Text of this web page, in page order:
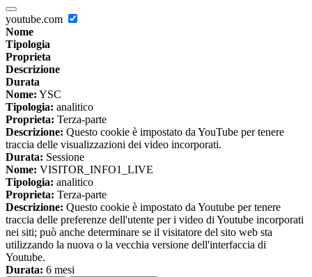
youtube.com
Nome
Tipologia
Proprieta
Descrizione
Durata
Nome: YSC
Tipologia: analitico
Proprieta: Terza-parte
Descrizione: Questo cookie è impostato da YouTube per tenere
traccia delle visualizzazioni dei video incorporati.
Durata: Sessione
Nome: VISITOR_INFO1_LIVE
Tipologia: analitico
Proprieta: Terza-parte
Descrizione: Questo cookie è impostato da Youtube per tenere
traccia delle preferenze dell'utente per i video di Youtube incorporati
nei siti; può anche determinare se il visitatore del sito web sta
utilizzando la nuova o la vecchia versione dell'interfaccia di
Youtube.
Durata: 6 mesi